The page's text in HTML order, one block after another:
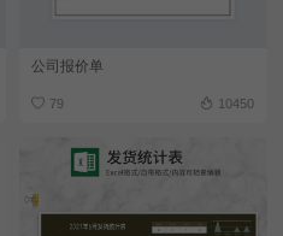
公司报价单
79 10450